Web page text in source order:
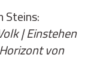
Steins:
| Einstehen
von